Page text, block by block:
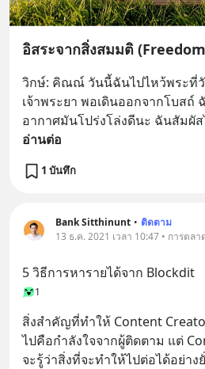
อิสระจากสิ่งสมมติ
วิกษ์: คิณณ์ วันนี้ฉันไปไหว้พระที่
เจ้าพระยา พอเดินออกจากโบสถ์
อากาศมันโปร่งโล่งดีนะ ฉันสัมผั
อ่านต่อ
1 บันทึก
Bank Sitthinunt • ติดตาม
13 ธ.ค. 2021 เวลา 10:47 • การตลา
5 วิธีการหารายได้จาก Blockdit
1
สิ่งสำคัญที่ทำให้ Content
ไปคือกำลังใจจากผู้ติดตาม แต่
จะรู้ว่าสิ่งที่จะทำให้ไปต่อได้อย่าง